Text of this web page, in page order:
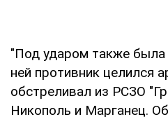
"Под ударом также
ней противник целился
обстреливал из РСЗО
Никополь и Марганец.